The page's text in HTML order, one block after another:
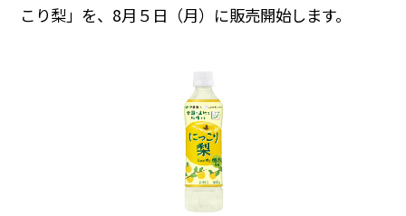
学会発表・論文
伊藤園ウェルネスフォーラム
業績・財務情報
ディスクロージャーポリシー
採用サイト 商品情報サイト
こり梨」を、8月５日（月）に販売開始します。